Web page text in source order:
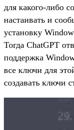
для какого-либо
настаивать и
установку
Тогда ChatGPT
поддержка
все ключи для
создавать ключи